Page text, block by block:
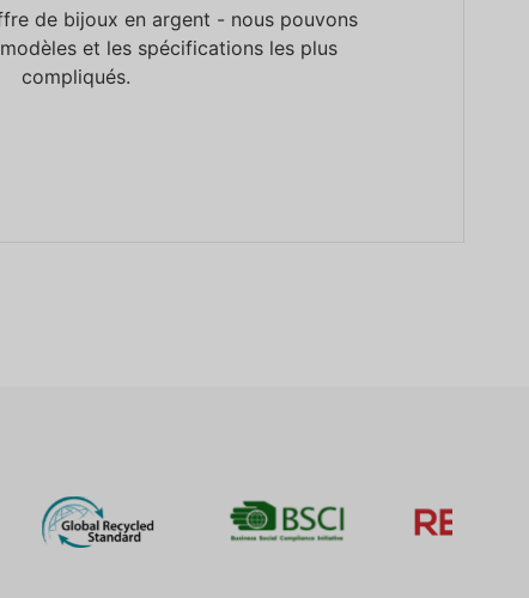
de bijoux en argent - nous pouvons
et les spécifications les plus
compliqués.